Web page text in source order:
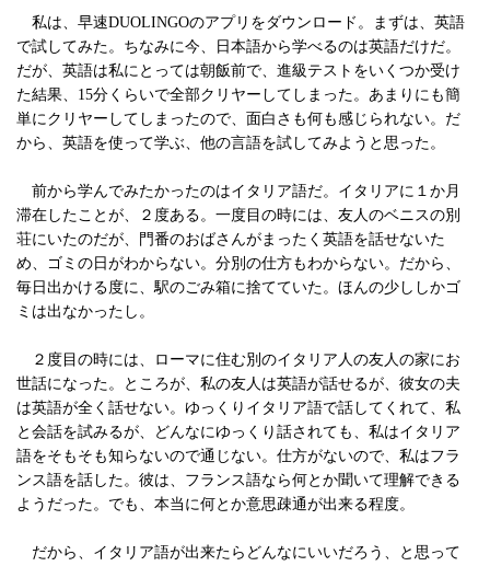
私は、早速DUOLINGOのアプリをダウンロード。まずは、英語
で試してみた。ちなみに今、日本語から学べるのは英語だけだ。
だが、英語は私にとっては朝飯前で、進級テストをいくつか受け
た結果、15分くらいで全部クリヤーしてしまった。あまりにも簡
単にクリヤーしてしまったので、面白さも何も感じられない。だ
から、英語を使って学ぶ、他の言語を試してみようと思った。
前から学んでみたかったのはイタリア語だ。イタリアに１か月
滞在したことが、２度ある。一度目の時には、友人のベニスの別
荘にいたのだが、門番のおばさんがまったく英語を話せないた
め、ゴミの日がわからない。分別の仕方もわからない。だから、
毎日出かける度に、駅のごみ箱に捨てていた。ほんの少ししかゴ
ミは出なかったし。
２度目の時には、ローマに住む別のイタリア人の友人の家にお
世話になった。ところが、私の友人は英語が話せるが、彼女の夫
は英語が全く話せない。ゆっくりイタリア語で話してくれて、私
と会話を試みるが、どんなにゆっくり話されても、私はイタリア
語をそもそも知らないので通じない。仕方がないので、私はフラ
ンス語を話した。彼は、フランス語なら何とか聞いて理解できる
ようだった。でも、本当に何とか意思疎通が出来る程度。
だから、イタリア語が出来たらどんなにいいだろう、と思って